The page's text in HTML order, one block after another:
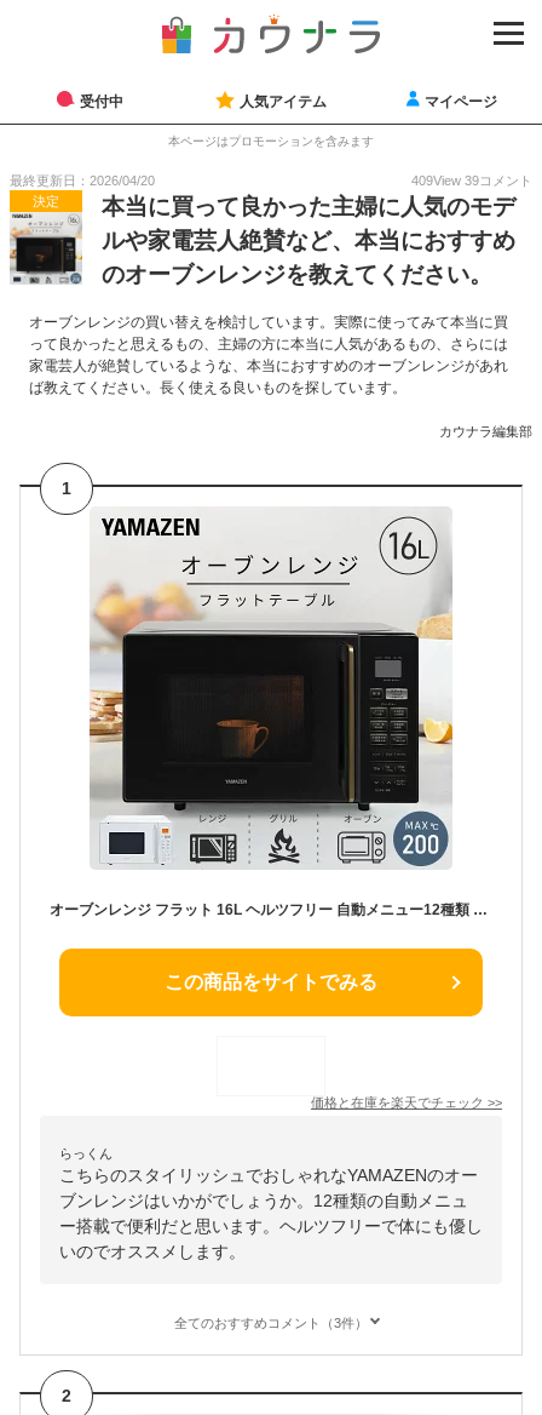
受付中 人気アイテム マイページ
本ページはプロモーションを含みます
最終更新日：2026/04/20 409View 39コメント
決定
本当に買って良かった主婦に人気のモデ
ルや家電芸人絶賛など、本当におすすめ
のオーブンレンジを教えてください。
オーブンレンジの買い替えを検討しています。実際に使ってみて本当に買
って良かったと思えるもの、主婦の方に本当に人気があるもの、さらには
家電芸人が絶賛しているような、本当におすすめのオーブンレンジがあれ
ば教えてください。長く使える良いものを探しています。
カウナラ編集部
1
オーブンレンジ フラット 16L ヘルツフリー 自動メニュー12種類 YRS-F160V(W)/(B) 電子レンジ フラットテーブル オーブン グリル 横開き 一人暮らし 新生活 おしゃれ シンプル あたため トースト 山善 YAMAZEN 【送料無料】
この商品をサイトでみる
価格と在庫を楽天でチェック >>
らっくん
こちらのスタイリッシュでおしゃれなYAMAZENのオー
ブンレンジはいかがでしょうか。12種類の自動メニュ
ー搭載で便利だと思います。ヘルツフリーで体にも優し
いのでオススメします。
全てのおすすめコメント（3件）
2